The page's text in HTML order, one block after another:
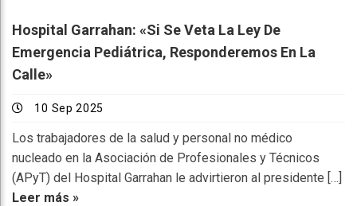
Hospital Garrahan: «Si Se Veta La Ley De
Emergencia Pediátrica, Responderemos En La
Calle»
10 Sep 2025
Los trabajadores de la salud y personal no médico
nucleado en la Asociación de Profesionales y Técnicos
(APyT) del Hospital Garrahan le advirtieron al presidente […]
Leer más »